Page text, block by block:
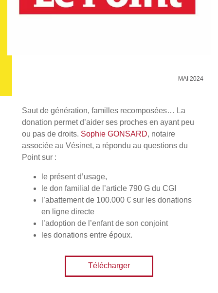
MAI 2024
Saut de génération, familles recomposées… La
donation permet d’aider ses proches en ayant peu
ou pas de droits. Sophie GONSARD, notaire
associée au Vésinet, a répondu au questions du
Point sur :
le présent d’usage,
le don familial de l’article 790 G du CGI
l’abattement de 100.000 € sur les donations
en ligne directe
l’adoption de l’enfant de son conjoint
les donations entre époux.
Télécharger